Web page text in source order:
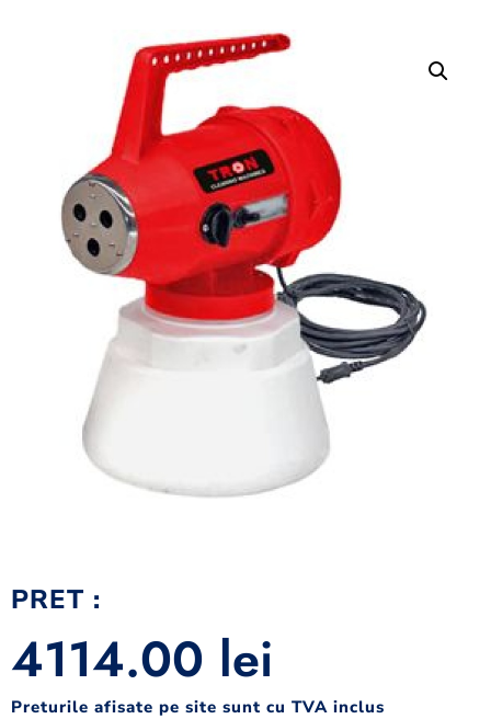
PRET :
4114.00 lei
Preturile afisate pe site sunt cu TVA inclus